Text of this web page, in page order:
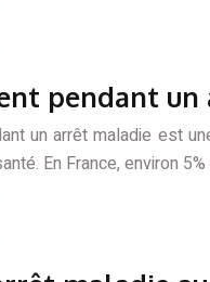
pendant un
un arrêt maladie est
En France, environ